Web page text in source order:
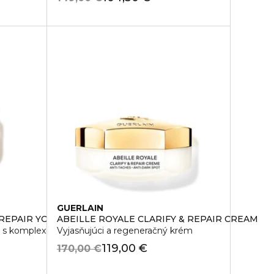
YOUTH OIL-IN-BALM
komplexom Cicawax
GUERLAIN
ABEILLE ROYALE CLARIFY & REPAIR CREAM
Vyjasňujúci a regeneračný krém
119,00 €
170,00 €